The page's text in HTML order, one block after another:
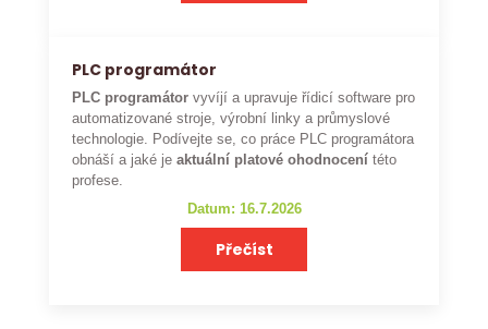
PLC programátor
PLC programátor vyvíjí a upravuje řídicí software pro
automatizované stroje, výrobní linky a průmyslové
technologie. Podívejte se, co práce PLC programátora
obnáší a jaké je aktuální platové ohodnocení této
profese.
Datum: 16.7.2026
Přečíst